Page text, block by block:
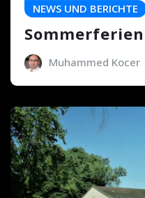
NEWS UND BERICHTE
Muhammed Kocer